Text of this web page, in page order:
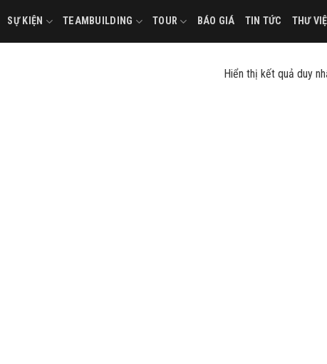
SỰ KIỆN TEAMBUILDING TOUR BÁO GIÁ TIN TỨC THƯ
Hiển thị kết quả duy